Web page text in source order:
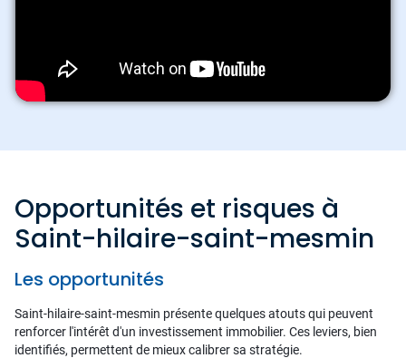
Opportunités et risques à
Saint-hilaire-saint-mesmin
Les opportunités
Saint-hilaire-saint-mesmin présente quelques atouts qui peuvent
renforcer l'intérêt d'un investissement immobilier. Ces leviers, bien
identifiés, permettent de mieux calibrer sa stratégie.